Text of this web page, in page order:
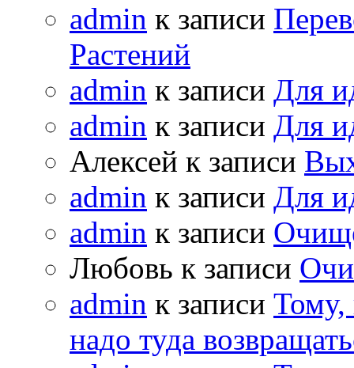
admin к записи
Растений
admin к записи Для
admin к записи Для
Алексей к записи
admin к записи Для
admin к записи
Любовь к записи
admin к записи Тому,
надо туда